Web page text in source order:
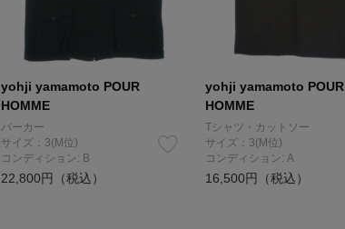
yohji yamamoto POUR
HOMME
パーカー
サイズ：3(M位)
コンディション: B
22,800円（税込）
yohji yamamoto POUR
HOMME
Tシャツ・カットソー
サイズ：3(M位)
コンディション: A
16,500円（税込）